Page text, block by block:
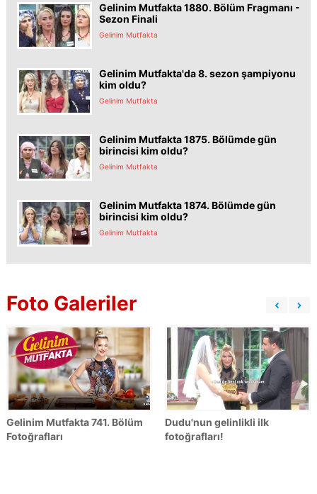
Gelinim Mutfakta 1880. Bölüm Fragmanı -
Sezon Finali
Gelinim Mutfakta
Gelinim Mutfakta'da 8. sezon şampiyonu
kim oldu?
Gelinim Mutfakta
Gelinim Mutfakta 1875. Bölümde gün
birincisi kim oldu?
Gelinim Mutfakta
Gelinim Mutfakta 1874. Bölümde gün
birincisi kim oldu?
Gelinim Mutfakta
Foto Galeriler
Gelinim Mutfakta 741. Bölüm
Fotoğrafları
Dudu'nun gelinlikli ilk
fotoğrafları!